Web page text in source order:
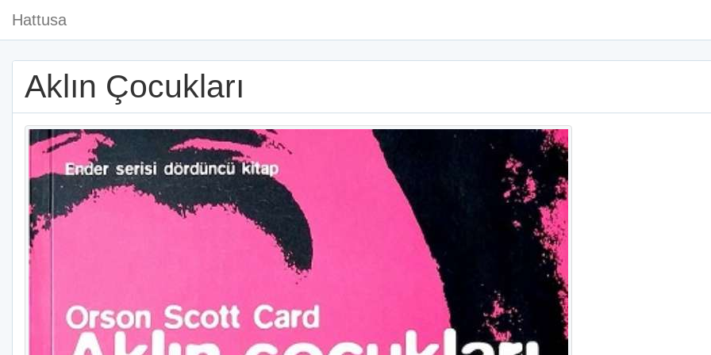
Hattusa
Aklın Çocukları